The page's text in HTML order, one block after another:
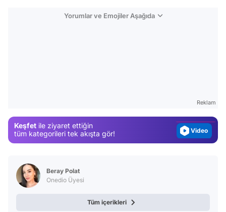
Yorumlar ve Emojiler Aşağıda
Reklam
Keşfet ile ziyaret ettiğin
tüm kategorileri tek akışta gör!
Video
Beray Polat
Onedio Üyesi
Tüm içerikleri